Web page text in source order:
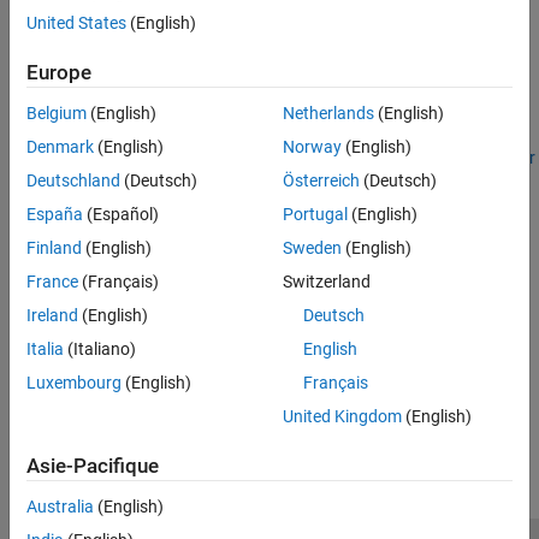
Named User gèrent l’attribution des licences à l’aide d’un serveur
Catégories
Administrer les licences de type Individual et Designated Computer
Déployer des licences pour des utilisateurs nommés et des
équipements spécifiques
Administrer les licences de type Concurrent et Network Named
Déployer un serveur de licences qui gère l’accès aux produits avec
un nombre déterminé de clés concurrentes ou d’utilisateurs
nommés
United States (English)
Europe
Belgium (English)
Denmark (English)
Deutschland (Deutsch)
España (Español)
Finland (English)
France (Français)
Ireland (English)
Italia (Italiano)
Luxembourg (English)
Netherlands(English)
Norway(English)
Österreich (Deutsch)
Portugal (English)
Sweden (English)
Switzerland
Deutsch
English
Français
United Kingdom(English)
Asie-Pacifique
Australia (English)